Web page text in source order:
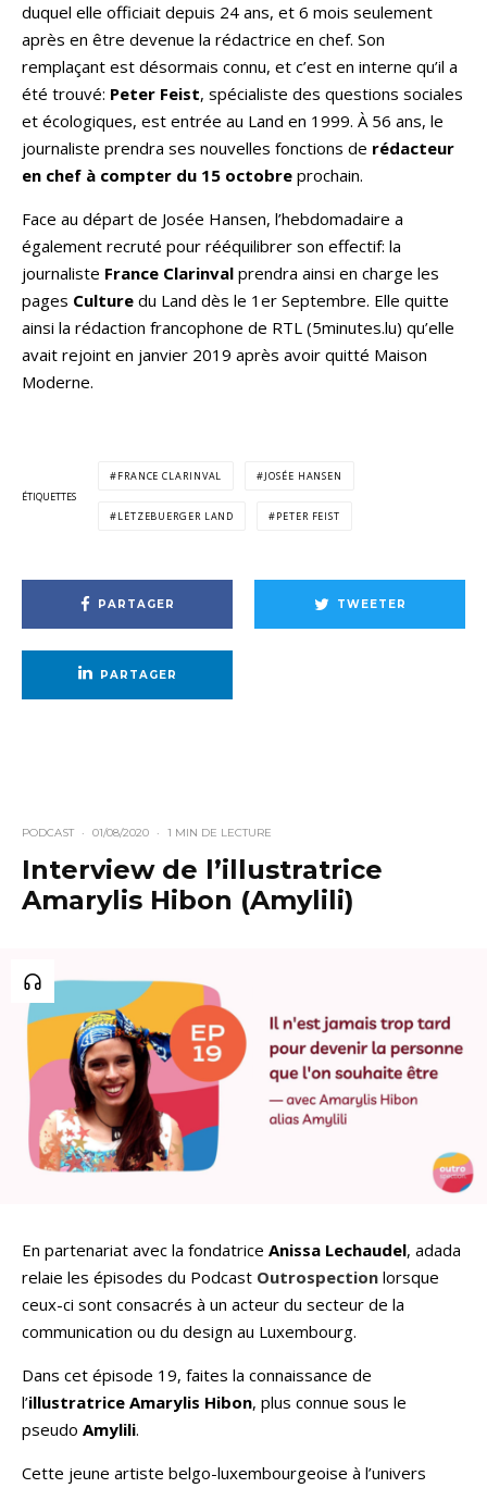
duquel elle officiait depuis 24 ans, et 6 mois seulement
après en être devenue la rédactrice en chef. Son
remplaçant est désormais connu, et c’est en interne qu’il a
été trouvé: Peter Feist, spécialiste des questions sociales
et écologiques, est entrée au Land en 1999. À 56 ans, le
journaliste prendra ses nouvelles fonctions de rédacteur
en chef à compter du 15 octobre prochain.
Face au départ de Josée Hansen, l’hebdomadaire a
également recruté pour rééquilibrer son effectif: la
journaliste France Clarinval prendra ainsi en charge les
pages Culture du Land dès le 1er Septembre. Elle quitte
ainsi la rédaction francophone de RTL (5minutes.lu) qu’elle
avait rejoint en janvier 2019 après avoir quitté Maison
Moderne.
ÉTIQUETTES
FRANCE CLARINVAL JOSÉE HANSEN
LËTZEBUERGER LAND PETER FEIST
PARTAGER TWEETER
PARTAGER
PODCAST · 01/08/2020 · 1 MIN DE LECTURE
Interview de l’illustratrice
Amarylis Hibon (Amylili)
En partenariat avec la fondatrice Anissa Lechaudel, adada
relaie les épisodes du Podcast Outrospection lorsque
ceux-ci sont consacrés à un acteur du secteur de la
communication ou du design au Luxembourg.
Dans cet épisode 19, faites la connaissance de
l’illustratrice Amarylis Hibon, plus connue sous le
pseudo Amylili.
Cette jeune artiste belgo-luxembourgeoise à l’univers